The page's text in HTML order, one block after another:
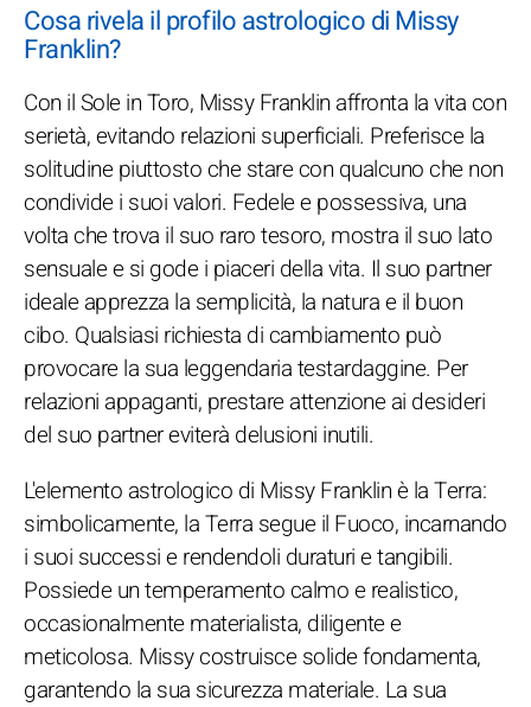
Cosa rivela il profilo astrologico di Missy
Franklin?
Con il Sole in Toro, Missy Franklin affronta la vita con
serietà, evitando relazioni superficiali. Preferisce la
solitudine piuttosto che stare con qualcuno che non
condivide i suoi valori. Fedele e possessiva, una
volta che trova il suo raro tesoro, mostra il suo lato
sensuale e si gode i piaceri della vita. Il suo partner
ideale apprezza la semplicità, la natura e il buon
cibo. Qualsiasi richiesta di cambiamento può
provocare la sua leggendaria testardaggine. Per
relazioni appaganti, prestare attenzione ai desideri
del suo partner eviterà delusioni inutili.
L'elemento astrologico di Missy Franklin è la Terra:
simbolicamente, la Terra segue il Fuoco, incarnando
i suoi successi e rendendoli duraturi e tangibili.
Possiede un temperamento calmo e realistico,
occasionalmente materialista, diligente e
meticolosa. Missy costruisce solide fondamenta,
garantendo la sua sicurezza materiale. La sua